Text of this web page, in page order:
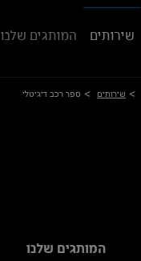
שירותים המותגים שלנו
> שירותים > ספר רכב דיגיטלי
המותגים שלנו